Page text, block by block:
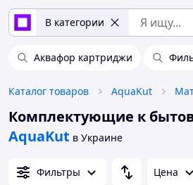
В категории
Аквафор картриджи
Каталог товаров AquaKut
Комплектующие к
AquaKut в Украине
Фильтры Цена